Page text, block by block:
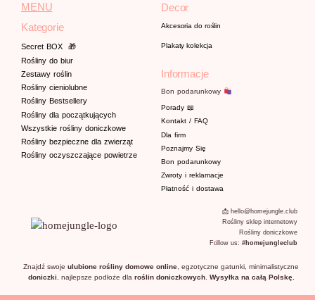
MENU
Kategorie
Secret BOX
🎁
Rośliny do biur
Zestawy roślin
Rośliny cieniolubne
Rośliny Bestsellery
Rośliny dla początkujących
Wszystkie rośliny doniczkowe
Rośliny bezpieczne dla zwierząt
Rośliny oczyszczające powietrze
Decor
Akcesoria do roślin
Plakaty kolekcja
Informacje
Bon podarunkowy
Porady 📖
Kontakt / FAQ
Dla firm
Poznajmy Się
Bon podarunkowy
Zwroty i reklamacje
Płatność i dostawa
📩 hello@homejungle.club
Rośliny sklep internetowy
Rośliny doniczkowe
Follow us: #homejungleclub
Znajdź swoje ulubione rośliny domowe online , egzotyczne gatunki, minimalistyczne
doniczki , najlepsze podłoże dla roślin doniczkowych. Wysyłka na całą Polskę.